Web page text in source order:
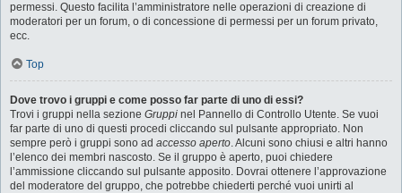
permessi. Questo facilita l’amministratore nelle operazioni di creazione di
moderatori per un forum, o di concessione di permessi per un forum privato,
ecc.
Top
Dove trovo i gruppi e come posso far parte di uno di essi?
Trovi i gruppi nella sezione Gruppi nel Pannello di Controllo Utente. Se vuoi
far parte di uno di questi procedi cliccando sul pulsante appropriato. Non
sempre però i gruppi sono ad accesso aperto. Alcuni sono chiusi e altri hanno
l’elenco dei membri nascosto. Se il gruppo è aperto, puoi chiedere
l’ammissione cliccando sul pulsante apposito. Dovrai ottenere l’approvazione
del moderatore del gruppo, che potrebbe chiederti perché vuoi unirti al